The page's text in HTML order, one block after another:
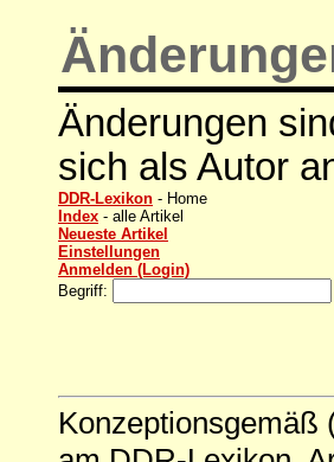
Änderungen
sich als Autor
DDR-Lexikon - Home
Index - alle Artikel
Neueste Artikel
Einstellungen
Anmelden (Login)
Begriff:
Konzeptionsgemäß